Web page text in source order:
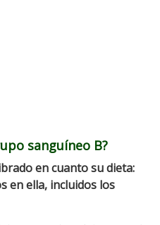
sanguíneo B?
en cuanto su dieta:
en ella, incluidos los